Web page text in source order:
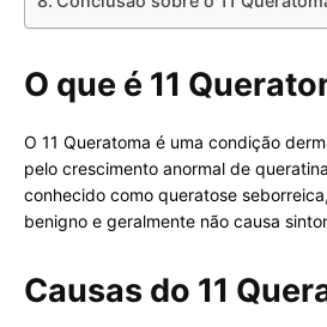
O que é 11
O 11 Queratoma é uma condição
pelo crescimento anormal de
conhecido como queratose
benigno e geralmente não causa
Causas do 11